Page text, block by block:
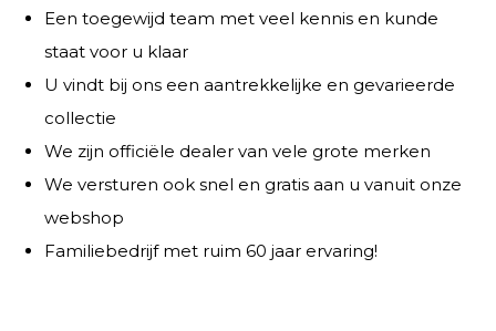
Een toegewijd team met veel kennis en kunde
staat voor u klaar
U vindt bij ons een aantrekkelijke en gevarieerde
collectie
We zijn officiële dealer van vele grote merken
We versturen ook snel en gratis aan u vanuit onze
webshop
Familiebedrijf met ruim 60 jaar ervaring!